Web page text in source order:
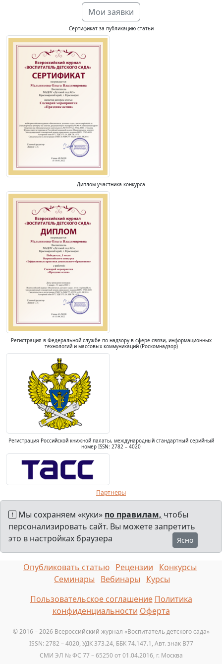
Мои заявки
Сертификат за публикацию статьи
Диплом участника конкурса
Регистрация в Федеральной службе по надзору в сфере связи, информационных
технологий и массовых коммуникаций (Роскомнадзор)
Регистрация Российской книжной палаты, международный стандартный серийный
номер ISSN: 2782 – 4020
Партнеры
Мы сохраняем «куки» по правилам, чтобы
персонализировать сайт. Вы можете запретить
это в настройках браузера
Ясно
Опубликовать статью Рецензии
Конкурсы
Семинары
Вебинары
Курсы
Пользовательское соглашение Политика
конфиденциальности Оферта
© 2016 – 2026 Всероссийский журнал «Воспитатель детского сада»
ISSN: 2782 – 4020, УДК 373.24, ББК 74.147.1, Авт. знак B77
СМИ ЭЛ № ФС 77 – 65250 от 01.04.2016, г. Москва